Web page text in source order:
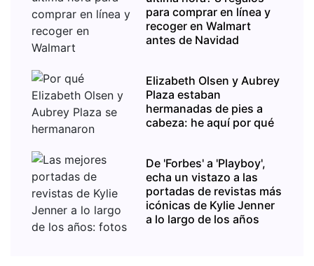
para comprar en línea y
recoger en Walmart
antes de Navidad
Elizabeth Olsen y Aubrey
Plaza estaban
hermanadas de pies a
cabeza: he aquí por qué
De 'Forbes' a 'Playboy',
echa un vistazo a las
portadas de revistas más
icónicas de Kylie Jenner
a lo largo de los años